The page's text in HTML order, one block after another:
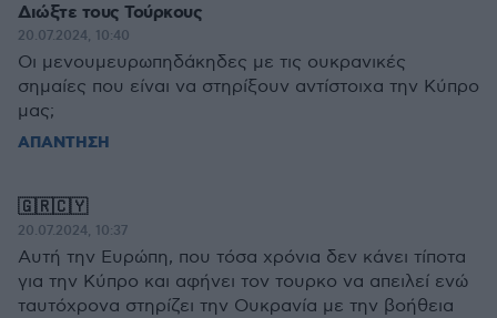
Διώξτε τους Τούρκους
20.07.2024, 10:40
Οι μενουμευρωπηδάκηδες με τις ουκρανικές
σημαίες που είναι να στηρίξουν αντίστοιχα την Κύπρο
μας;
ΑΠΑΝΤΗΣΗ
🇬🇷🇨🇾
20.07.2024, 10:37
Αυτή την Ευρώπη, που τόσα χρόνια δεν κάνει τίποτα
για την Κύπρο και αφήνει τον τουρκο να απειλεί ενώ
ταυτόχρονα στηρίζει την Ουκρανία με την βοήθεια